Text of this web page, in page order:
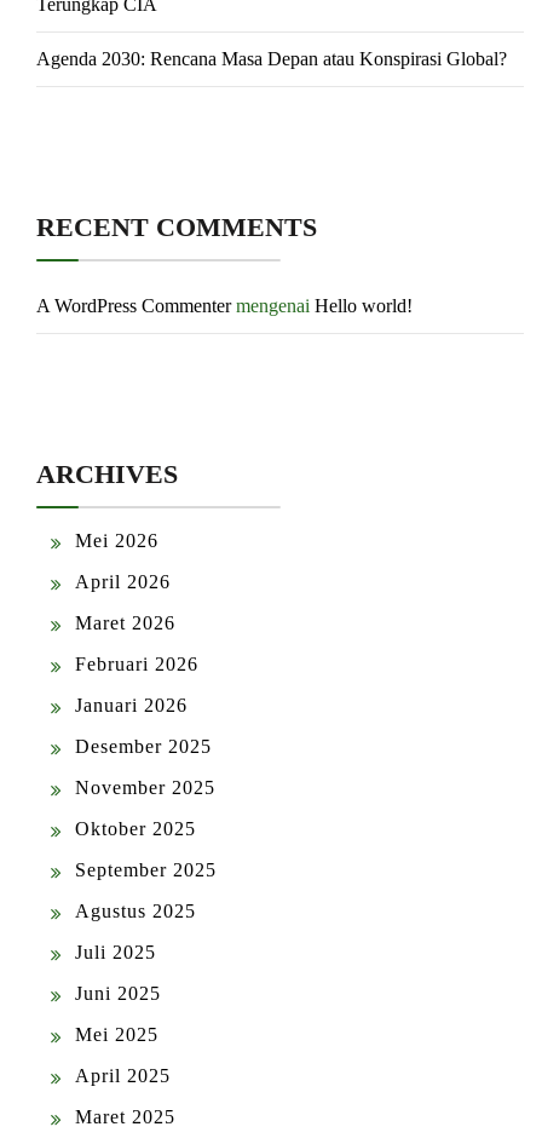
Agenda 2030: Rencana Masa Depan atau Konspirasi Global?
RECENT COMMENTS
A WordPress Commentermengenai Hello world!
ARCHIVES
Mei 2026
April 2026
Maret 2026
Februari 2026
Januari 2026
Desember 2025
November 2025
Oktober 2025
September 2025
Agustus 2025
Juli 2025
Juni 2025
Mei 2025
April 2025
Maret 2025